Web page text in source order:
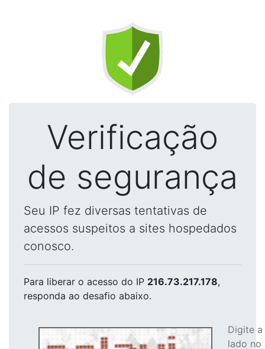
Verificação
de segurança
Seu IP fez diversas tentativas de
acessos suspeitos a sites hospedados
conosco.
Para liberar o acesso do IP 216.73.217.178,
responda ao desafio abaixo.
Digite
lado no